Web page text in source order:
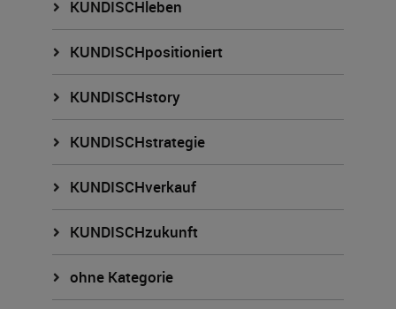
KUNDISCHleben
KUNDISCHpositioniert
KUNDISCHstory
KUNDISCHstrategie
KUNDISCHverkauf
KUNDISCHzukunft
ohne Kategorie